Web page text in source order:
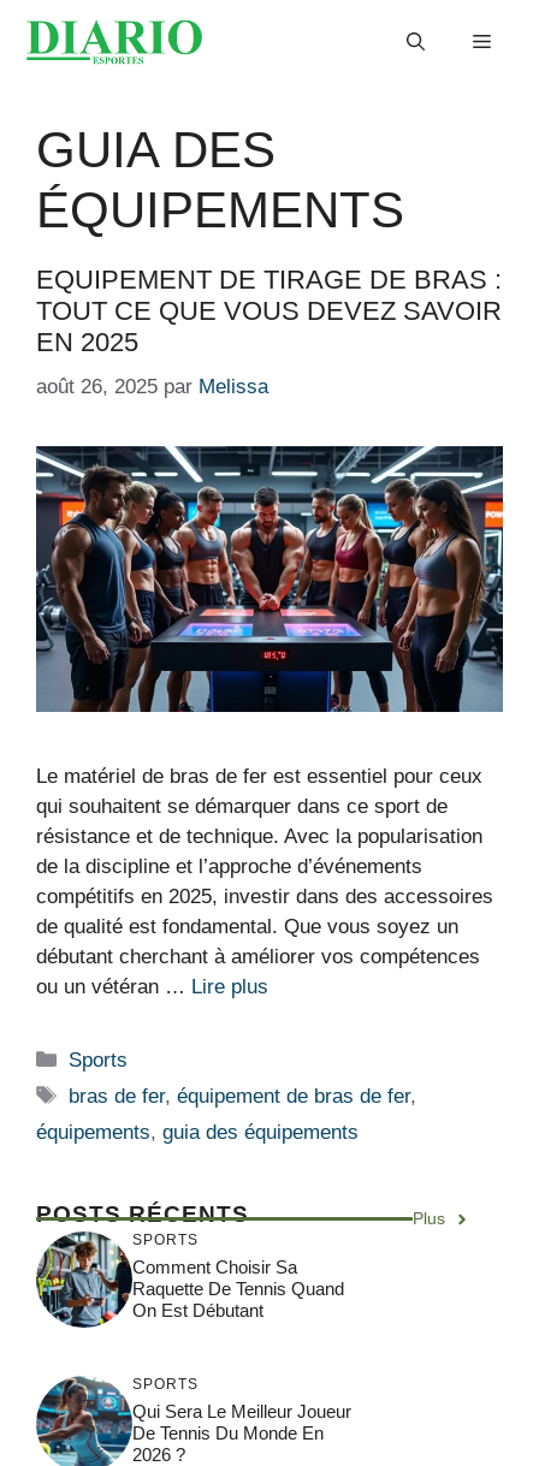
Menu
GUIA DES
ÉQUIPEMENTS
EQUIPEMENT DE TIRAGE DE BRAS :
TOUT CE QUE VOUS DEVEZ SAVOIR
EN 2025
août 26, 2025 par Melissa
Le matériel de bras de fer est essentiel pour ceux
qui souhaitent se démarquer dans ce sport de
résistance et de technique. Avec la popularisation
de la discipline et l’approche d’événements
compétitifs en 2025, investir dans des accessoires
de qualité est fondamental. Que vous soyez un
débutant cherchant à améliorer vos compétences
ou un vétéran … Lire plus
Catégories
Sports
Étiquettes
bras de fer,équipement de bras de fer,
équipements, guia des équipements
POSTS RÉCENTS Plus
SPORTS
Comment Choisir Sa
Raquette De Tennis Quand
On Est Débutant
SPORTS
Qui Sera Le Meilleur Joueur
De Tennis Du Monde En
2026 ?